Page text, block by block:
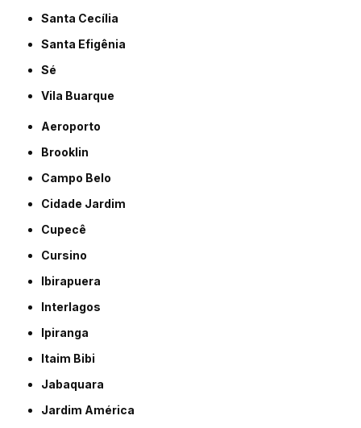
Santa Cecília
Santa Efigênia
Sé
Vila Buarque
Aeroporto
Brooklin
Campo Belo
Cidade Jardim
Cupecê
Cursino
Ibirapuera
Interlagos
Ipiranga
Itaim Bibi
Jabaquara
Jardim América